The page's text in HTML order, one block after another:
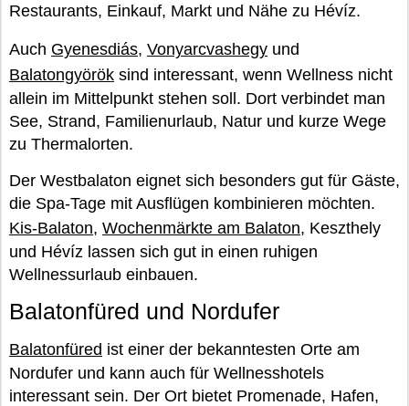
Restaurants, Einkauf, Markt und Nähe zu Hévíz.
Auch Gyenesdiás, Vonyarcvashegy und
Balatongyörök sind interessant, wenn Wellness nicht
allein im Mittelpunkt stehen soll. Dort verbindet man
See, Strand, Familienurlaub, Natur und kurze Wege
zu Thermalorten.
Der Westbalaton eignet sich besonders gut für Gäste,
die Spa-Tage mit Ausflügen kombinieren möchten.
Kis-Balaton, Wochenmärkte am Balaton, Keszthely
und Hévíz lassen sich gut in einen ruhigen
Wellnessurlaub einbauen.
Balatonfüred und Nordufer
Balatonfüred ist einer der bekanntesten Orte am
Nordufer und kann auch für Wellnesshotels
interessant sein. Der Ort bietet Promenade, Hafen,